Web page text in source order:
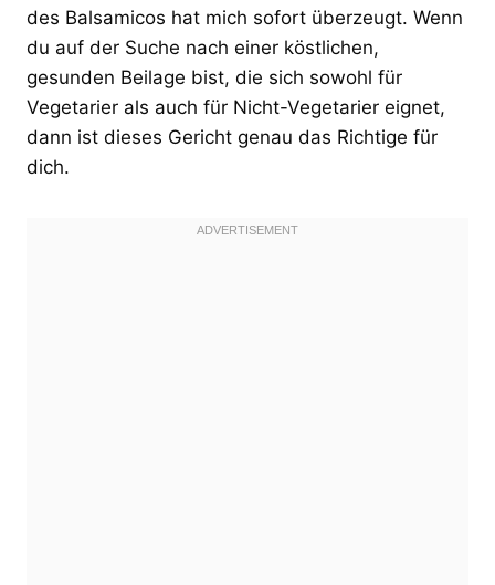
des Balsamicos hat mich sofort überzeugt. Wenn
du auf der Suche nach einer köstlichen,
gesunden Beilage bist, die sich sowohl für
Vegetarier als auch für Nicht-Vegetarier eignet,
dann ist dieses Gericht genau das Richtige für
dich.